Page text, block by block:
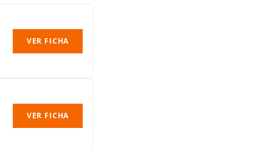
VER FICHA
VER FICHA